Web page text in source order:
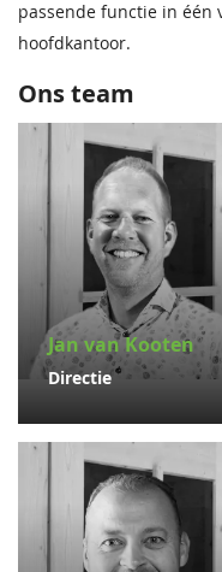
passende functie in één
hoofdkantoor.
Ons team
Jan van Kooten
Directie